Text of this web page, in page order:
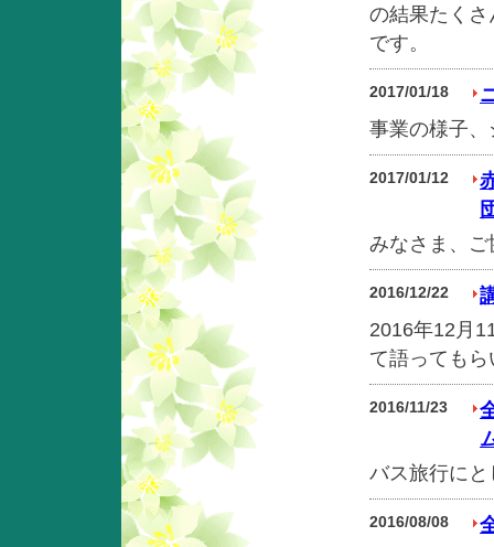
の結果たく
です。
2017/01/18
事業の様子
2017/01/12
みなさま、
2016/12/22
2016年12月
て語っても
2016/11/23
バス旅行に
2016/08/08